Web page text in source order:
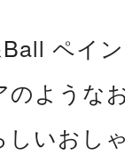
ペイ
のような
しいおし